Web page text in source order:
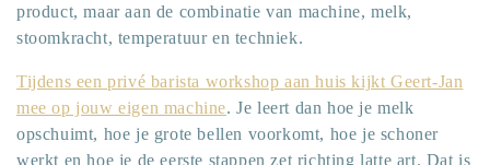
product, maar aan de combinatie van machine, melk,
stoomkracht, temperatuur en techniek.
Tijdens een privé barista workshop aan huis kijkt Geert-Jan
mee op jouw eigen machine. Je leert dan hoe je melk
opschuimt, hoe je grote bellen voorkomt, hoe je schoner
werkt en hoe je de eerste stappen zet richting latte art. Dat is